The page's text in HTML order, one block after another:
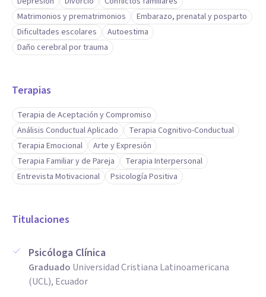
Matrimonios y prematrimonios
Embarazo, prenatal y posparto
Dificultades escolares
Autoestima
Daño cerebral por trauma
Terapias
Terapia de Aceptación y Compromiso
Análisis Conductual Aplicado
Terapia Cognitivo-Conductual
Terapia Emocional
Arte y Expresión
Terapia Familiar y de Pareja
Terapia Interpersonal
Entrevista Motivacional
Psicología Positiva
Titulaciones
Psicóloga Clínica
Graduado Universidad Cristiana Latinoamericana
(UCL), Ecuador